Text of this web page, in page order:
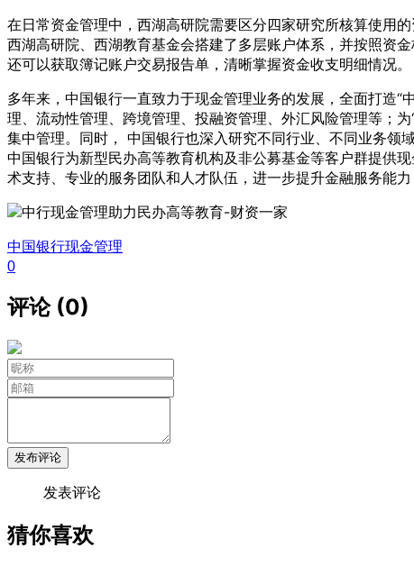
在日常资金管理中，西湖高研院需要区分四家研究所核算使用
西湖高研院、西湖教育基金会搭建了多层账户体系，并按照资
还可以获取簿记账户交易报告单，清晰掌握资金收支明细情况。
多年来，中国银行一直致力于现金管理业务的发展，全面打造
理、流动性管理、跨境管理、投融资管理、外汇风险管理等；
集中管理。同时， 中国银行也深入研究不同行业、不同业务领
中国银行为新型民办高等教育机构及非公募基金等客户群提供
术支持、专业的服务团队和人才队伍，进一步提升金融服务能
中国银行现金管理
0
评论 (0)
发布评论
发表评论
猜你喜欢